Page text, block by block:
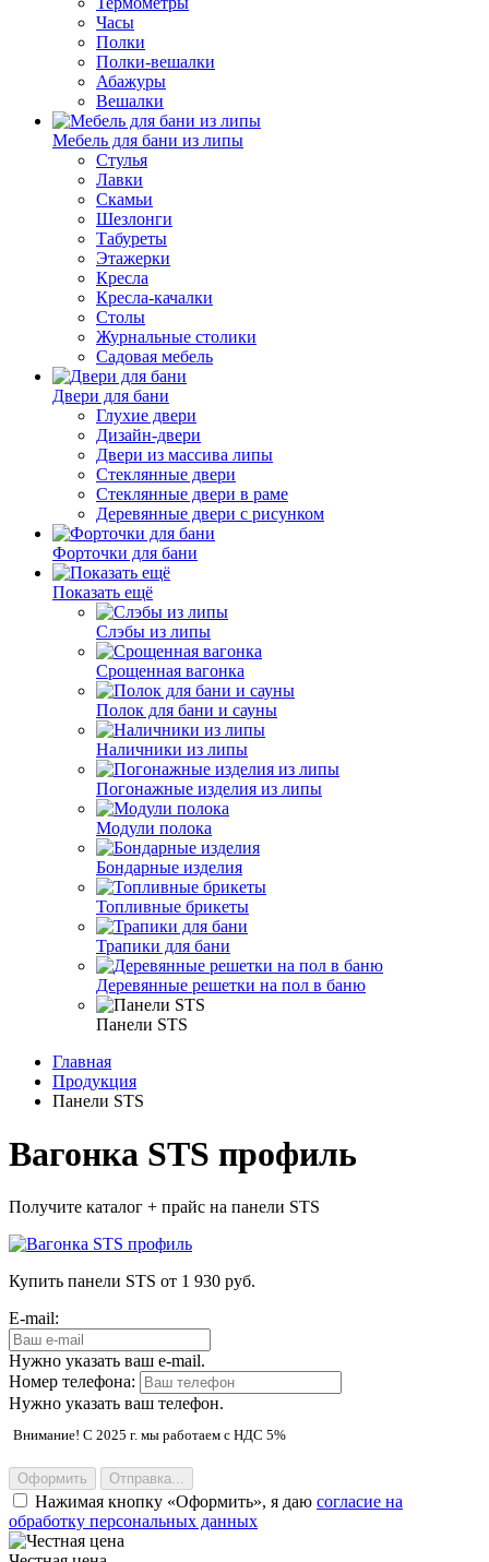
Часы
Полки
Полки-вешалки
Абажуры
Вешалки
Мебель для бани из липы
Стулья
Лавки
Скамьи
Шезлонги
Табуреты
Этажерки
Кресла
Кресла-качалки
Столы
Журнальные столики
Садовая мебель
Двери для бани
Глухие двери
Дизайн-двери
Двери из массива липы
Стеклянные двери
Стеклянные двери в раме
Деревянные двери с рисунком
Форточки для бани
Показать ещё
Слэбы из липы
Срощенная вагонка
Полок для бани и сауны
Наличники из липы
Погонажные изделия из липы
Модули полока
Бондарные изделия
Топливные брикеты
Трапики для бани
Деревянные решетки на пол в баню
Панели STS
Главная
Продукция
Панели STS
Вагонка STS профиль
Получите каталог + прайс на панели STS
Купить панели STS от 1 930 руб.
E-mail:
Нужно указать ваш e-mail.
Номер телефона:
Нужно указать ваш телефон.
Внимание! С 2025 г. мы работаем с НДС 5%
Оформить Отправка...
Нажимая кнопку Оформить , я даю согласие на
обработку персональных данных